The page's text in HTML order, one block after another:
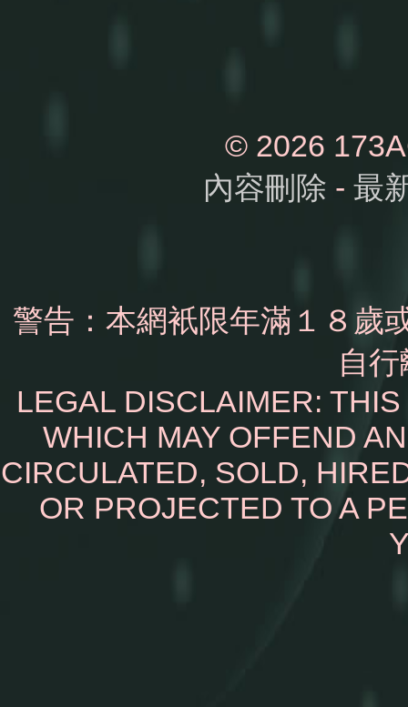
© 2026
內容刪除 - 最
警告：本網衹限年滿１８歲
自
LEGAL DISCLAIMER:
WHICH MAY OFFEND
CIRCULATED, SOLD,
OR PROJECTED TO A